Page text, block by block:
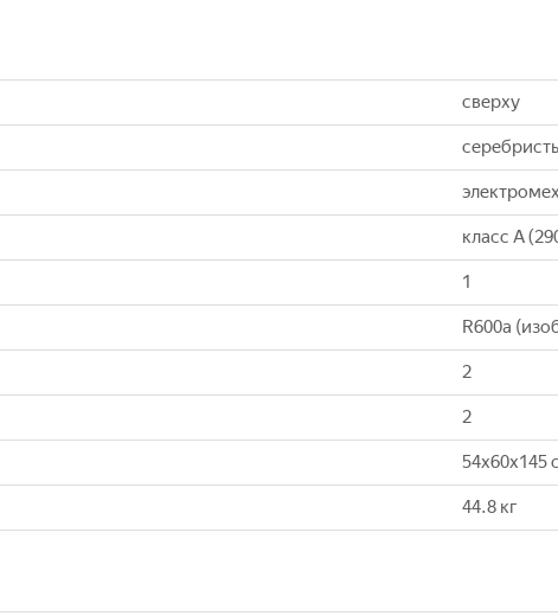
сверху
класс A
1
R600a
2
2
54x60x145
44.8 кг